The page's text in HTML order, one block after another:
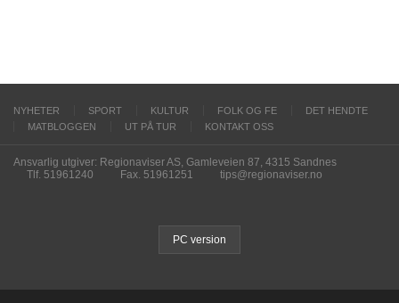
NYHETER SPORT KULTUR FOLK OG FE
DET HENDTE
MATBLOGGEN
UT PÅ TUR KONTAKT OSS
Ansvarlig utgiver: Regionaviser AS, Gamleveien 87, 4315 Sandnes
Tlf. 51961240
Fax. 51961251 tips@regionaviser.no
PC version